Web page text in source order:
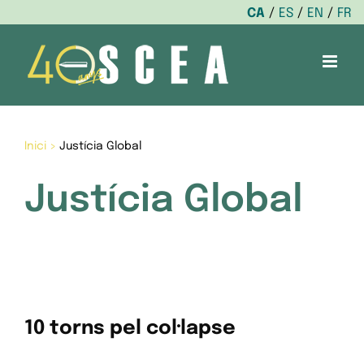
CA ES EN
FR
content
Inici> Justícia Global
Justícia Global
10 torns pel col·lapse